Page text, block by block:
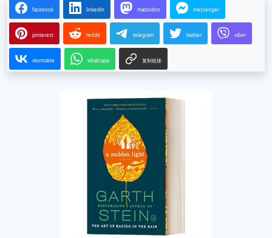
facebook linkedin mastodon messenger
pinterest reddit telegram twitter viber
vkontakte whatsapp 复制链接